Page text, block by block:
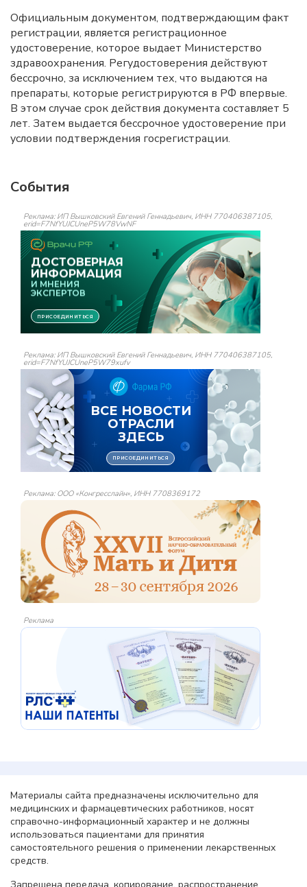
Официальным документом, подтверждающим факт
регистрации, является регистрационное
удостоверение, которое выдает Министерство
здравоохранения. Регудостоверения действуют
бессрочно, за исключением тех, что выдаются на
препараты, которые регистрируются в РФ впервые.
В этом случае срок действия документа составляет 5
лет. Затем выдается бессрочное удостоверение при
условии подтверждения госрегистрации.
События
Реклама: ИП Вышковский Евгений Геннадьевич, ИНН 770406387105,
erid=F7NfYUJCUneP5W78VwNF
Реклама: ИП Вышковский Евгений Геннадьевич, ИНН 770406387105,
erid=F7NfYUJCUneP5W79xufv
Реклама: ООО «Конгресслайн», ИНН 7708369172
Реклама
Материалы сайта предназначены исключительно для
медицинских и фармацевтических работников, носят
справочно-информационный характер и не должны
использоваться пациентами для принятия
самостоятельного решения о применении лекарственных
средств.